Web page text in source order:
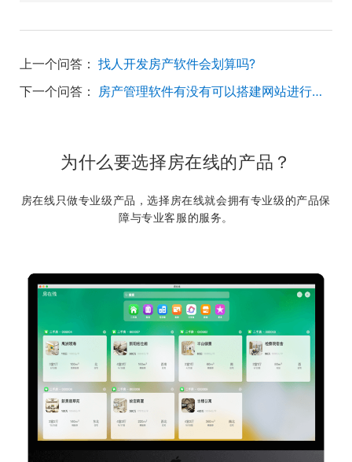
上一个问答： 找人开发房产软件会划算吗?
下一个问答：
房产管理软件有没有可以搭建网站进行获客的功能呢？
为什么要选择房在线的产品？
房在线只做专业级产品，选择房在线就会拥有专业级的产品保
障与专业客服的服务。